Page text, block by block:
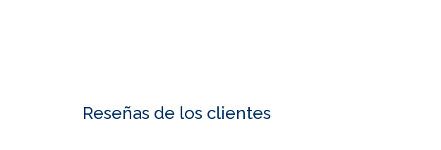
Reseñas de los clientes